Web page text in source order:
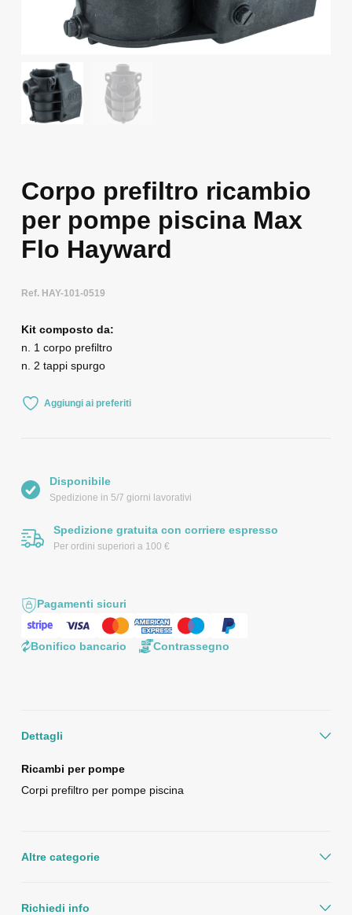
Corpo prefiltro ricambio
per pompe piscina Max
Flo Hayward
Ref. HAY-101-0519
Kit composto da:
n. 1 corpo prefiltro
n. 2 tappi spurgo
Aggiungi ai preferiti
Disponibile
Spedizione in 5/7 giorni lavorativi
Spedizione gratuita con corriere espresso
Per ordini superiori a 100 €
Pagamenti sicuri
Bonifico bancario Contrassegno
Dettagli
Ricambi per pompe
Corpi prefiltro per pompe piscina
Altre categorie
Richiedi info